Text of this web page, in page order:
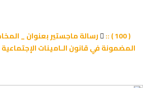
رسالة ماجستير بعنوان _ المخاطر
المضمونة في قانون الـامينات الإجتماعية